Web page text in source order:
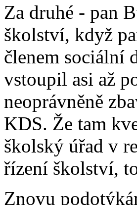
Za druhé - pan
školství, když
členem sociální
vstoupil asi až
neoprávněně
KDS. Že tam
školský úřad v
řízení školství,
Znovu